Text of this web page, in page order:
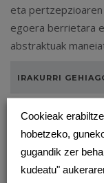
eta
egoera berrietara
abstraktuak
IRAKURRI
Cookieak
hobetzeko,
gugandik zer
kudeatu"